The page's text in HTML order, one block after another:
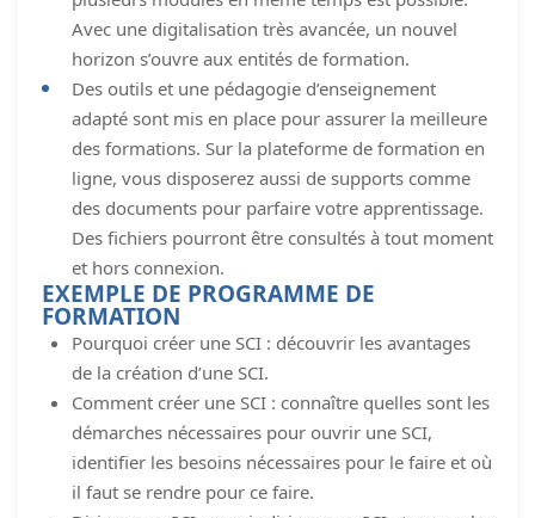
Avec une digitalisation très avancée, un nouvel
horizon s’ouvre aux entités de formation.
Des outils et une pédagogie d’enseignement
adapté sont mis en place pour assurer la meilleure
des formations. Sur la plateforme de formation en
ligne, vous disposerez aussi de supports comme
des documents pour parfaire votre apprentissage.
Des fichiers pourront être consultés à tout moment
et hors connexion.
EXEMPLE DE PROGRAMME DE
FORMATION
Pourquoi créer une SCI : découvrir les avantages
de la création d’une SCI.
Comment créer une SCI : connaître quelles sont les
démarches nécessaires pour ouvrir une SCI,
identifier les besoins nécessaires pour le faire et où
il faut se rendre pour ce faire.